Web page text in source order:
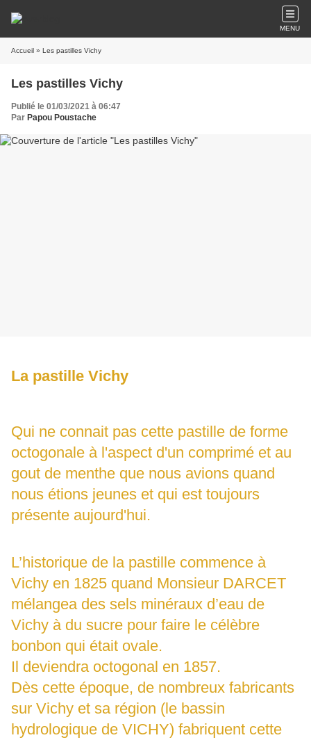
MENU
Accueil » Les pastilles Vichy
Les pastilles Vichy
Publié le 01/03/2021 à 06:47
Par Papou Poustache
La pastille Vichy
Qui ne connait pas cette pastille de forme
octogonale à l'aspect d'un comprimé et au
gout de menthe que nous avions quand
nous étions jeunes et qui est toujours
présente aujourd'hui.
L’historique de la pastille commence à
Vichy en 1825 quand Monsieur DARCET
mélangea des sels minéraux d’eau de
Vichy à du sucre pour faire le célèbre
bonbon qui était ovale.
Il deviendra octogonal en 1857.
Dès cette époque, de nombreux fabricants
sur Vichy et sa région (le bassin
hydrologique de VICHY) fabriquent cette